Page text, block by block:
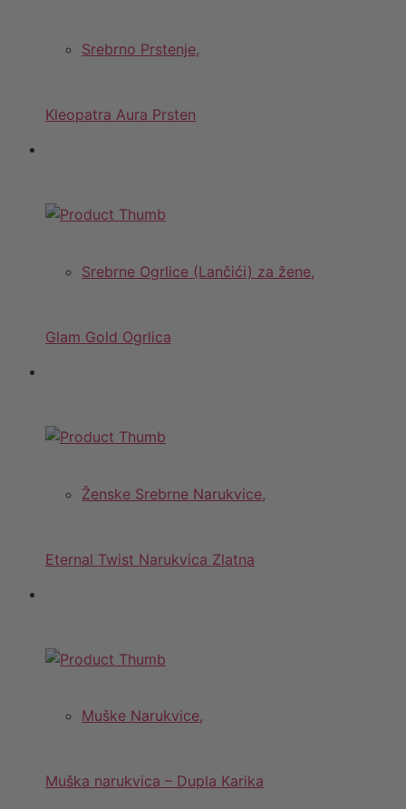
Srebrno Prstenje,
Kleopatra Aura Prsten
Srebrne Ogrlice (Lančići) za žene,
Glam Gold Ogrlica
Ženske Srebrne Narukvice,
Eternal Twist Narukvica Zlatna
Muške Narukvice,
Muška narukvica – Dupla Karika